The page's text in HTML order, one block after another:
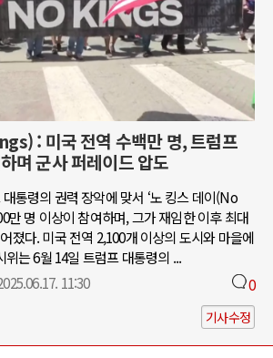
: 미국 전역 수백만 명, 트럼프
며 군사 퍼레이드 압도
통령의 권력 장악에 맞서 ‘노 킹스 데이(No
만 명 이상이 참여하며, 그가 재임한 이후 최대
졌다. 미국 전역 2,100개 이상의 도시와 마을에
는 6월 14일 트럼프 대통령의 ...
11:30 0
기사수정